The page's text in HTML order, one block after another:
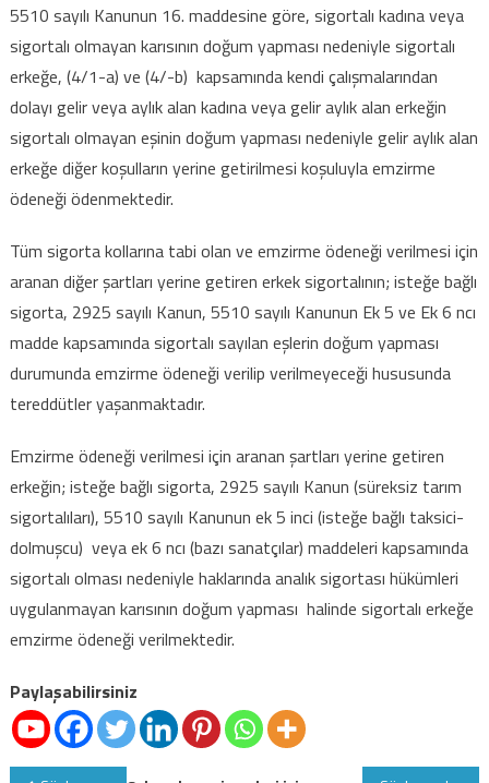
ve
tarım,
takscic
ve
sanatçı
sigortalılara
emzirme
verilir
için
5510 sayılı Kanunun 16. maddesine göre, sigortalı kadına veya
sigortalı olmayan karısının doğum yapması nedeniyle sigortalı
erkeğe, (4/1-a) ve (4/-b) kapsamında kendi çalışmalarından
dolayı gelir veya aylık alan kadına veya gelir aylık alan erkeğin
sigortalı olmayan eşinin doğum yapması nedeniyle gelir aylık alan
erkeğe diğer koşulların yerine getirilmesi koşuluyla emzirme
ödeneği ödenmektedir.
Tüm sigorta kollarına tabi olan ve emzirme ödeneği verilmesi için
aranan diğer şartları yerine getiren erkek sigortalının; isteğe bağlı
sigorta, 2925 sayılı Kanun, 5510 sayılı Kanunun Ek 5 ve Ek 6 ncı
madde kapsamında sigortalı sayılan eşlerin doğum yapması
durumunda emzirme ödeneği verilip verilmeyeceği hususunda
tereddütler yaşanmaktadır.
Emzirme ödeneği verilmesi için aranan şartları yerine getiren
erkeğin; isteğe bağlı sigorta, 2925 sayılı Kanun (süreksiz tarım
sigortalıları), 5510 sayılı Kanunun ek 5 inci (isteğe bağlı taksici-
dolmuşcu) veya ek 6 ncı (bazı sanatçılar) maddeleri kapsamında
sigortalı olması nedeniyle haklarında analık sigortası hükümleri
uygulanmayan karısının doğum yapması halinde sigortalı erkeğe
emzirme ödeneği verilmektedir.
Paylaşabilirsiniz